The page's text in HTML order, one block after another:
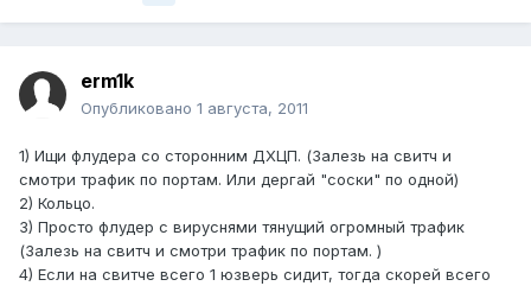
erm1k
Опубликовано 1 августа, 2011
1) Ищи флудера со сторонним ДХЦП. (Залезь на свитч и
смотри трафик по портам. Или дергай "соски" по одной)
2) Кольцо.
3) Просто флудер с вируснями тянущий огромный трафик
(Залезь на свитч и смотри трафик по портам. )
4) Если на свитче всего 1 юзверь сидит, тогда скорей всего